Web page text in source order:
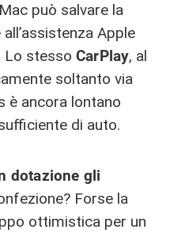
può salvare la
Apple
Lo stesso CarPlay, al
soltanto via
è ancora lontano
di auto.
dotazione gli
Forse la
ottimistica per un